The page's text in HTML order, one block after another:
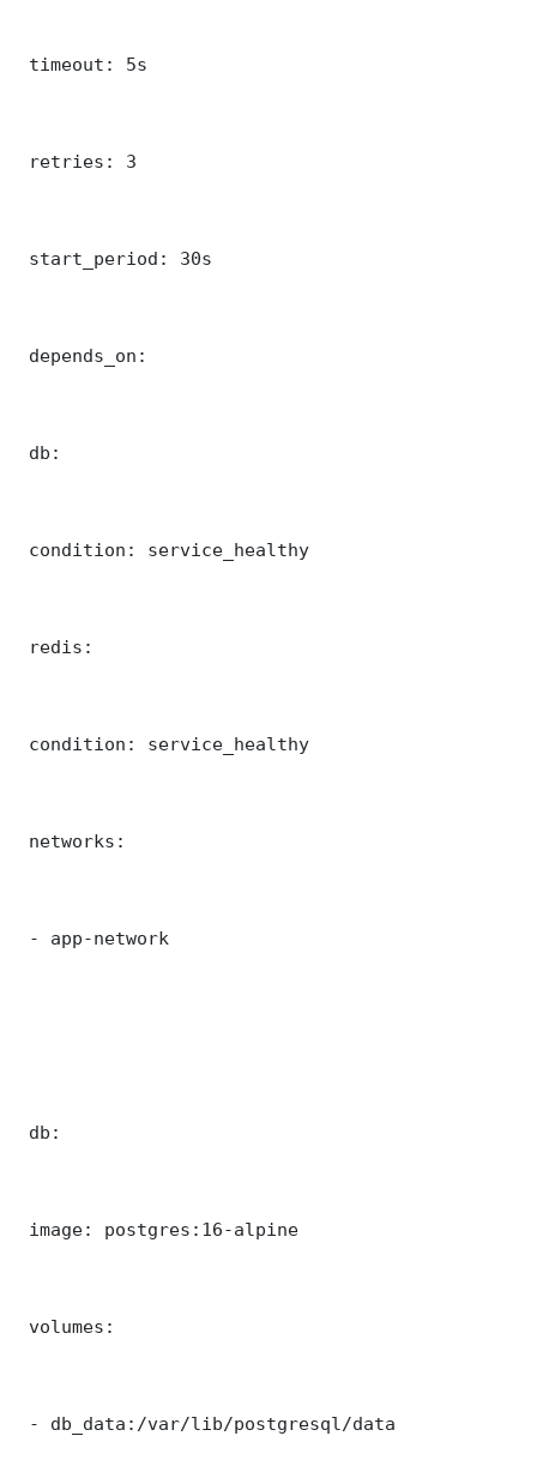
timeout: 5s
retries: 3
start_period: 30s
depends_on:
db:
condition: service_healthy
redis:
condition: service_healthy
networks:
- app-network
db:
image: postgres:16-alpine
volumes:
- db_data:/var/lib/postgresql/data